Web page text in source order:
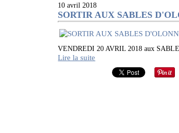
10 avril 2018
SORTIR AUX SABLES
VENDREDI 20 AVRIL 2018 aux
Lire la suite